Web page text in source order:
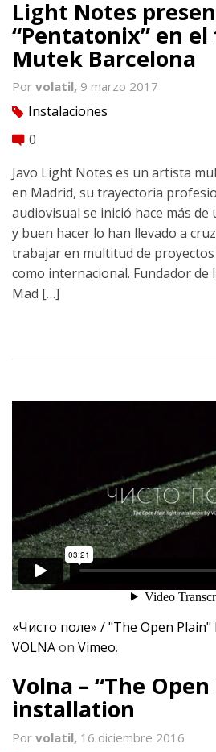
Light Notes
“Pentatonix” en
Mutek Barcelona
Por volatil, 9 marzo 2017
tag Instalaciones
comment 0
Javo Light Notes es un artista
en Madrid, su trayectoria
audiovisual se inició hace más de
y buen hacer lo han llevado a
trabajar en multitud de
como internacional. Fundador de
Mad […]
«Чисто поле» / "The Open
VOLNAon Vimeo.
Volna – “The
installation
Por volatil, 16 diciembre 2016